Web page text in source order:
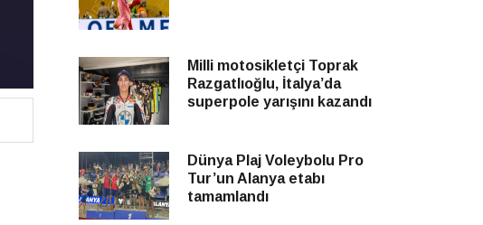
Milli motosikletçi Toprak
Razgatlıoğlu, İtalya’da
superpole yarışını kazandı
Dünya Plaj Voleybolu Pro
Tur’un Alanya etabı
tamamlandı